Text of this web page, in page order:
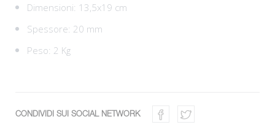
Dimensioni: 13,5x19 cm
Spessore: 20 mm
Peso: 2 Kg
CONDIVIDI SUI SOCIAL NETWORK